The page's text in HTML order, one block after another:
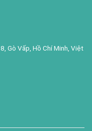
Gò Vấp, Hồ Chí Minh, Việt